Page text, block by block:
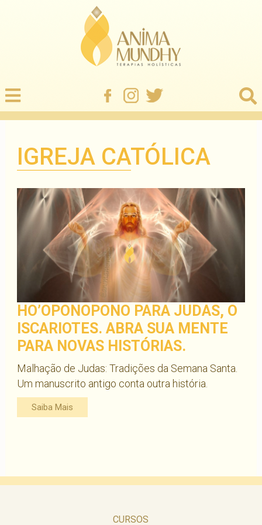
IGREJA CATÓLICA
HO’OPONOPONO PARA JUDAS, O
ISCARIOTES. ABRA SUA MENTE
PARA NOVAS HISTÓRIAS.
Malhação de Judas: Tradições da Semana Santa.
Um manuscrito antigo conta outra história.
Saiba Mais
CURSOS